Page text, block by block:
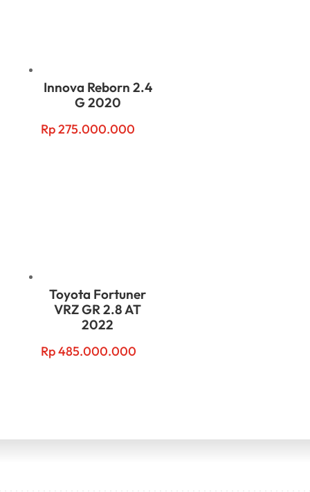
Innova Reborn 2.4
G 2020
Rp275.000.000
Toyota Fortuner
VRZ GR 2.8 AT
2022
Rp485.000.000